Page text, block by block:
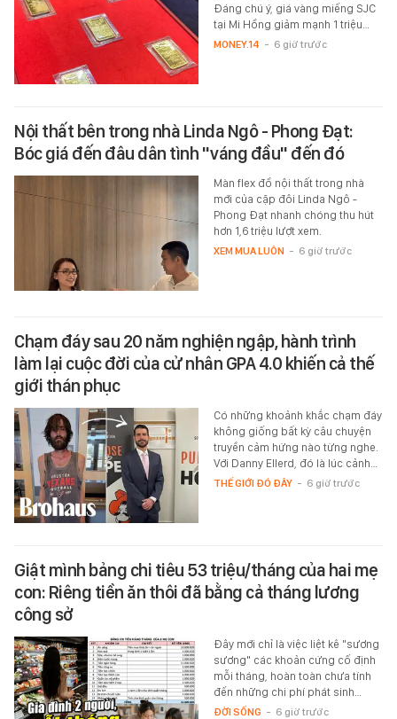
Đáng chú ý, giá vàng miếng SJC
tại Mi Hồng giảm mạnh 1 triệu…
MONEY.14 - 6 giờ trước
Nội thất bên trong nhà Linda Ngô - Phong Đạt:
Bóc giá đến đâu dân tình "váng đầu" đến đó
Màn flex đồ nội thất trong nhà
mới của cặp đôi Linda Ngô -
Phong Đạt nhanh chóng thu hút
hơn 1,6 triệu lượt xem.
XEM MUA LUÔN - 6 giờ trước
Chạm đáy sau 20 năm nghiện ngập, hành trình
làm lại cuộc đời của cử nhân GPA 4.0 khiến cả thế
giới thán phục
Có những khoảnh khắc chạm đáy
không giống bất kỳ câu chuyện
truyền cảm hứng nào từng nghe.
Với Danny Ellerd, đó là lúc cảnh…
THẾ GIỚI ĐÓ ĐÂY - 6 giờ trước
Giật mình bảng chi tiêu 53 triệu/tháng của hai mẹ
con: Riêng tiền ăn thôi đã bằng cả tháng lương
công sở
Đây mới chỉ là việc liệt kê "sương
sương" các khoản cứng cố định
mỗi tháng, hoàn toàn chưa tính
đến những chi phí phát sinh…
ĐỜI SỐNG - 6 giờ trước